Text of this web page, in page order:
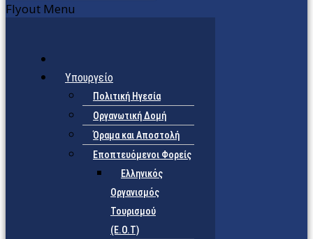
Flyout Menu
Υπουργείο
Πολιτική Ηγεσία
Οργανωτική Δομή
Όραμα και Αποστολή
Εποπτευόμενοι Φορείς
Eλληνικός
Οργανισμός
Τουρισμού
(Ε.Ο.Τ)